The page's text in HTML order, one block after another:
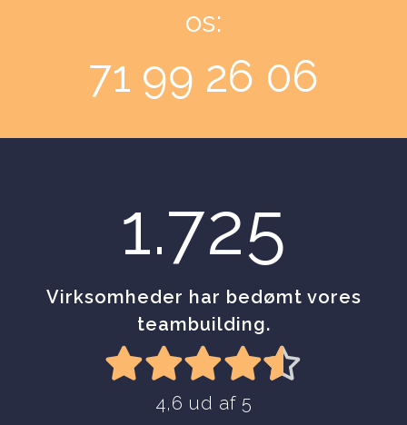
os:
71 99 26 06
1.725
Virksomheder har bedømt vores
teambuilding.
4,6 ud af 5